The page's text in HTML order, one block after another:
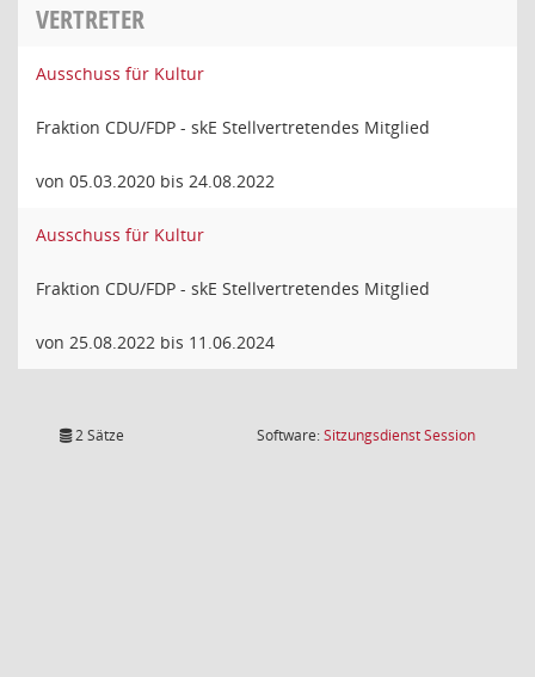
VERTRETER
Ausschuss für Kultur
Fraktion CDU/FDP - skE Stellvertretendes Mitglied
von 05.03.2020 bis 24.08.2022
Ausschuss für Kultur
Fraktion CDU/FDP - skE Stellvertretendes Mitglied
von 25.08.2022 bis 11.06.2024
2 Sätze Software:SitzungsdienstSession(Wird in